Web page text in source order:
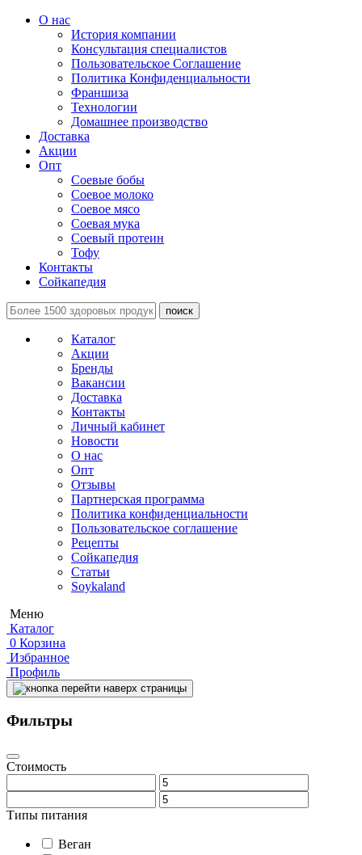
О нас
История компании
Консультация специалистов
Пользовательское Соглашение
Политика Конфиденциальности
Франшиза
Технологии
Домашнее производство
Доставка
Акции
Опт
Соевые бобы
Соевое молоко
Соевое мясо
Соевая мука
Соевый протеин
Тофу
Контакты
Сойкапедия
поиск
Каталог
Акции
Бренды
Вакансии
Доставка
Контакты
Личный кабинет
Новости
О нас
Опт
Отзывы
Партнерская программа
Политика конфиденциальности
Пользовательское соглашение
Рецепты
Сойкапедия
Статьи
Soykaland
Меню
Каталог
0 Корзина
Избранное
Профиль
Фильтры
Стоимость
Типы питания
Веган